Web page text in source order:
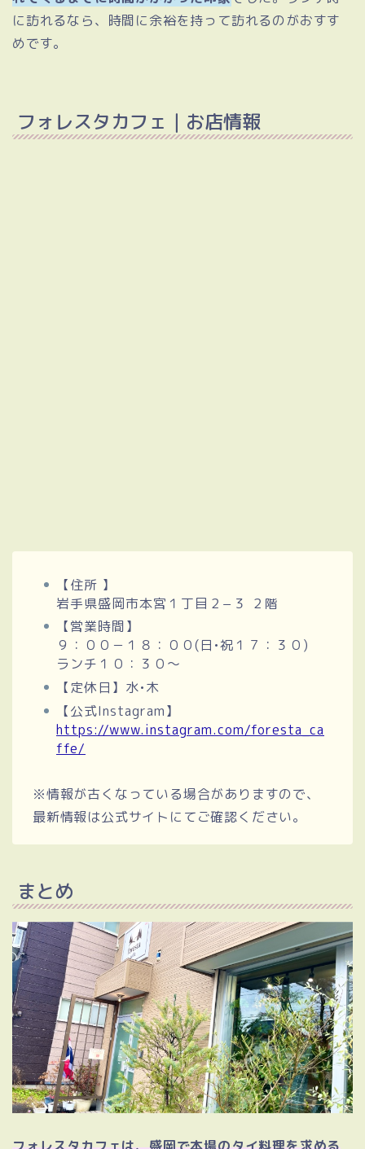
に訪れるなら、時間に余裕を持って訪れるのがおすす
めです。
フォレスタカフェ｜お店情報
【住所 】
岩手県盛岡市本宮１丁目２−３ ２階
【営業時間】
９：００－１８：００(日•祝１７：３０)
ランチ１０：３０〜
【定休日】水•木
【公式Instagram】
https://www.instagram.com/foresta_ca
ffe/
※情報が古くなっている場合がありますので、
最新情報は公式サイトにてご確認ください。
まとめ